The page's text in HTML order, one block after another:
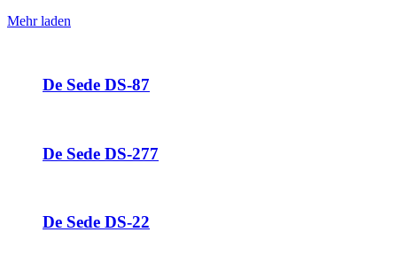
Mehr laden
De Sede DS-87
De Sede DS-277
De Sede DS-22